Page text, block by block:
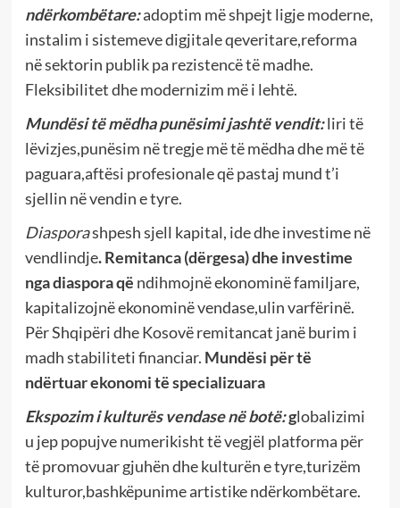
ndërkombëtare:adoptim më shpejt ligje moderne,
instalim i sistemeve digjitale qeveritare,reforma
në sektorin publik pa rezistencë të madhe.
Fleksibilitet dhe modernizim më i lehtë.
Mundësi të mëdha punësimi jashtë vendit:liri të
lëvizjes,punësim në tregje më të mëdha dhe më të
paguara,aftësi profesionale që pastaj mund t’i
sjellin në vendin e tyre.
Diasporashpesh sjell kapital, ide dhe investime në
vendlindje.Remitanca (dërgesa) dhe investime
nga diaspora që ndihmojnë ekonominë familjare,
kapitalizojnë ekonominë vendase,ulin varfërinë.
Për Shqipëri dhe Kosovë remitancat janë burim i
madh stabiliteti financiar. Mundësi për të
ndërtuar ekonomi të specializuara
Ekspozim i kulturës vendase në botë:globalizimi
u jep popujve numerikisht të vegjël platforma për
të promovuar gjuhën dhe kulturën e tyre,turizëm
kulturor,bashkëpunime artistike ndërkombëtare.